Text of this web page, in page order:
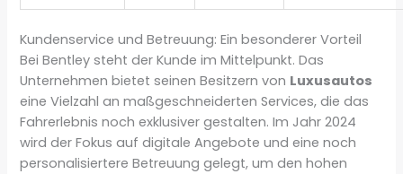
Kundenservice und Betreuung: Ein besonderer Vorteil
Bei Bentley steht der Kunde im Mittelpunkt. Das
Unternehmen bietet seinen Besitzern von Luxusautos
eine Vielzahl an maßgeschneiderten Services, die das
Fahrerlebnis noch exklusiver gestalten. Im Jahr 2024
wird der Fokus auf digitale Angebote und eine noch
personalisiertere Betreuung gelegt, um den hohen